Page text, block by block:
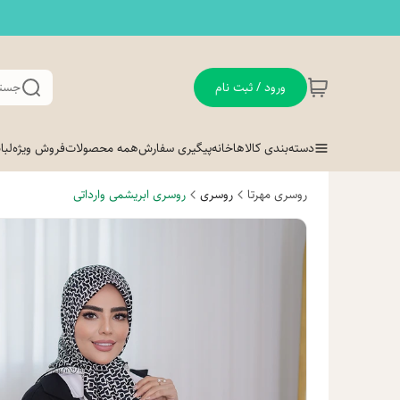
ورود / ثبت نام
دسته‌بندی کالاهاخانهپیگیری سفارشهمه محصولاتفروش ویژه
روسری مهرتا روسری روسری ابریشمی وارداتی